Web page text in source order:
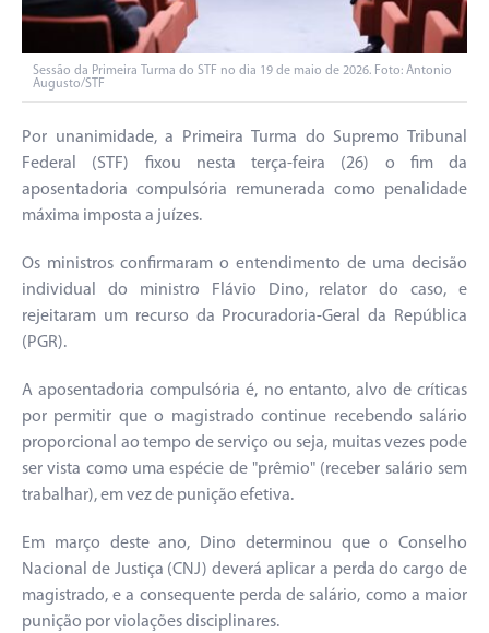
Sessão da Primeira Turma do STF no dia 19 de maio de 2026. Foto: Antonio
Augusto/STF
Por unanimidade, a Primeira Turma do Supremo Tribunal
Federal (STF) fixou nesta terça-feira (26) o fim da
aposentadoria compulsória remunerada como penalidade
máxima imposta a juízes.
Os ministros confirmaram o entendimento de uma decisão
individual do ministro Flávio Dino, relator do caso, e
rejeitaram um recurso da Procuradoria-Geral da República
(PGR).
A aposentadoria compulsória é, no entanto, alvo de críticas
por permitir que o magistrado continue recebendo salário
proporcional ao tempo de serviço ou seja, muitas vezes pode
ser vista como uma espécie de "prêmio" (receber salário sem
trabalhar), em vez de punição efetiva.
Em março deste ano, Dino determinou que o Conselho
Nacional de Justiça (CNJ) deverá aplicar a perda do cargo de
magistrado, e a consequente perda de salário, como a maior
punição por violações disciplinares.